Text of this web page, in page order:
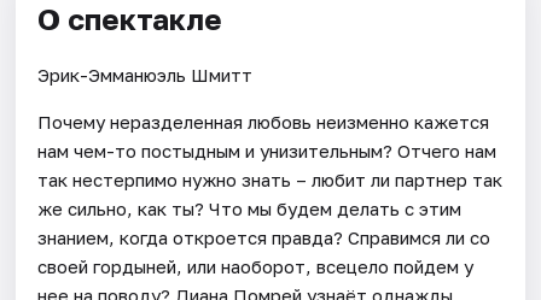
О спектакле
Эрик-Эмманюэль Шмитт
Почему неразделенная любовь неизменно кажется
нам чем-то постыдным и унизительным? Отчего нам
так нестерпимо нужно знать – любит ли партнер так
же сильно, как ты? Что мы будем делать с этим
знанием, когда откроется правда? Справимся ли со
своей гордыней, или наоборот, всецело пойдем у
нее на поводу? Диана Помрей узнаёт однажды